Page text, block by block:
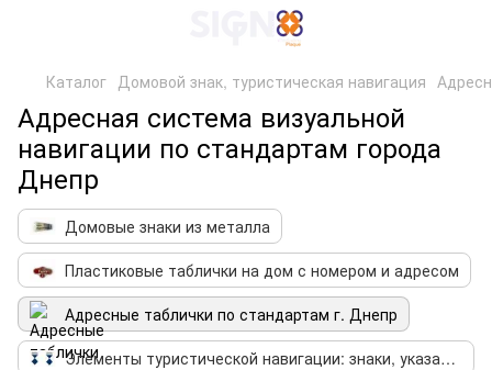
Каталог Домовой знак, туристическая навигация
Адресная система визуальной
навигации по стандартам города
Днепр
Домовые знаки из металла
Пластиковые таблички на дом с номером и адресом
Адресные таблички по стандартам г. Днепр
Элементы туристической навигации: знаки, указатели, значки